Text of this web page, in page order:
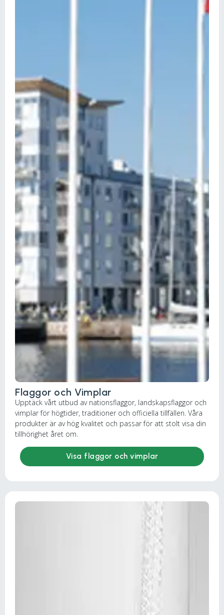
Flaggor och Vimplar
Upptäck vårt utbud av nationsflaggor, landskapsflaggor och
vimplar för högtider, traditioner och officiella tillfällen. Våra
produkter är av hög kvalitet och passar för att stolt visa din
tillhörighet året om.
Visa flaggor och vimplar